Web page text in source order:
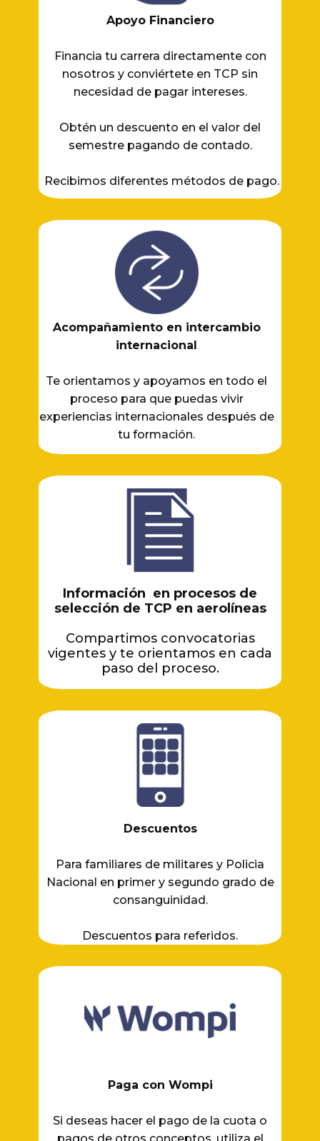
Apoyo Financiero
Financia tu carrera directamente con
nosotros y conviértete en TCP sin
necesidad de pagar intereses.
Obtén un descuento en el valor del
semestre pagando de contado.
Recibimos diferentes métodos de pago.
Acompañamiento en intercambio
internacional
Te orientamos y apoyamos en todo el
proceso para que puedas vivir
experiencias internacionales después de
tu formación.
Información en procesos de
selección de TCP en aerolíneas
Compartimos convocatorias
vigentes y te orientamos en cada
paso del proceso.
Descuentos
Para familiares de militares y Policia
Nacional en primer y segundo grado de
consanguinidad.
Descuentos para referidos.
Paga con Wompi
Si deseas hacer el pago de la cuota o
pagos de otros conceptos, utiliza el